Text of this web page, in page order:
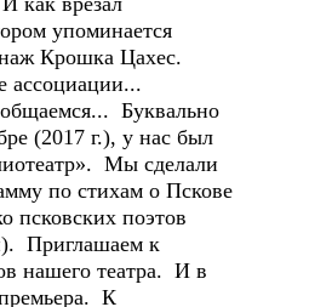
упоминается
Крошка Цахес.
ассоциации...
Буквально
(2017 г.), у нас был
Мы сделали
по стихам о Пскове
псковских поэтов
Приглашаем к
нашего театра. И в
премьера. К